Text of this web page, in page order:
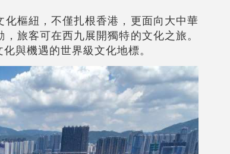
樞紐，不僅扎根香港，更面向大中華
旅客可在西九展開獨特的文化之旅。
與機遇的世界級文化地標。